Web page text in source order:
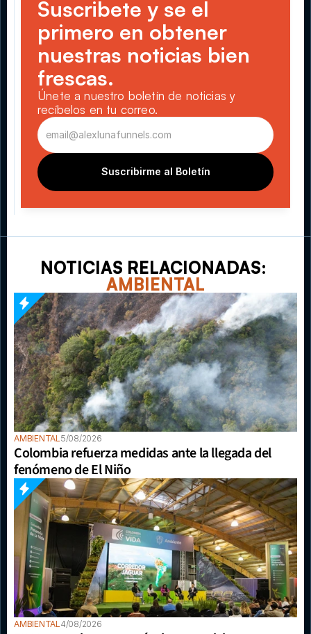
Suscribete y se el
primero en obtener
nuestras noticias bien
frescas.
Únete a nuestro boletín de noticias y
recíbelos en tu correo.
Suscribirme al Boletín
NOTICIAS RELACIONADAS:
AMBIENTAL
AMBIENTAL 5/08/2026
Colombia refuerza medidas ante la llegada del
fenómeno de El Niño
AMBIENTAL 4/08/2026